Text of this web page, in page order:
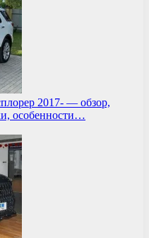
2017- — обзор,
особенности…